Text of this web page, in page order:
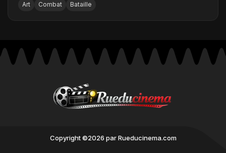
Art Combat Bataille
Copyright ©2026 par Rueducinema.com